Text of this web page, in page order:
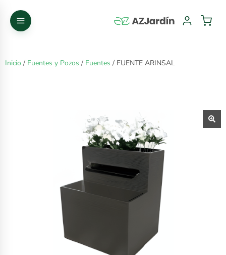
Inicio / Fuentes y Pozos / Fuentes / FUENTE ARINSAL